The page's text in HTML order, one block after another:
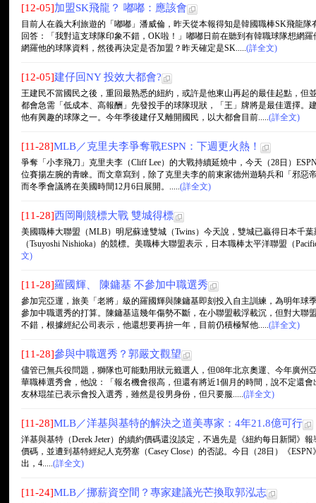
[12-05]加盟SK飛龍？ 嘟嘟：應該會
目前人在義大利旅遊的「嘟嘟」潘威倫，昨天從本報得知是韓國職棒SK飛龍
回答：「我對這支球隊印象不錯，OK啦！」嘟嘟日前在聽到有韓職球隊想網
網羅他的球隊資料，然後再決定是否加盟？昨天確定是SK.....(詳全文)
[12-05]建仔回NY 投效大都會?
王建民不當國民之後，重回最熟悉的紐約，或許是他東山再起的最佳起點，但
都會急需「低成本、高報酬」先發投手的球隊現狀，「王」牌將是最佳選擇。
他有興趣的球隊之一。今年季後建仔又離開國民，以大都會目前.....(詳全文)
[11-28]MLB／克里夫李爭奪戰ESPN：下週更火熱！
爭奪「小李飛刀」克里夫李（Cliff Lee）的大戰持續延燒中，今天（28日）
位賽揚左腕的青睞。而文章寫到，除了克里夫李的前東家德州遊騎兵和「邪惡
而冬季會議將在美國時間12月6日展開。.....(詳全文)
[11-28]西岡剛競標大戰 雙城得標
美國職棒大聯盟（MLB）明尼蘇達雙城（Twins）今天說，雙城已贏得日本千葉
（Tsuyoshi Nishioka）的競標。美職棒大聯盟表示，日本職棒太平洋聯盟（
文)
[11-28]羅國輝、 陳鏞基 不參加中職選秀
參加完亞運，旅美「老將」級的羅國輝與陳鏞基即刻投入自主訓練，為明年球
參加中職選秀的打算。陳鏞基這幾年傷勢不斷，在小聯盟載浮載沉，但對大聯
不錯，根據經紀公司表示，他還想要再拚一年，目前仍積極幫他.....(詳全文)
[11-28]參與中職選秀？郭嚴文觀望
儘管已無兵役問題，獅隊也可能動用狀元籤選人，但08年北京奧運、今年廣州
華職棒選秀會，他說：「報名機會很高，但還有將近1個月的時間，說不定還
友林琨笙已表示會投入選秀，雖然是役男身份，但只要服.....(詳全文)
[11-28]MLB／洋基與基特的解決之道美專家：4年21.8億可行
洋基與基特（Derek Jeter）的續約價碼還沒談定，不過先是《紐約每日新聞》
價碼，並遭到基特經紀人克勞塞（Casey Close）的否認。今日（28日）《
出，4.....(詳全文)
[11-24]MLB／挪薪資空間？專家建議光芒換取郭泓志